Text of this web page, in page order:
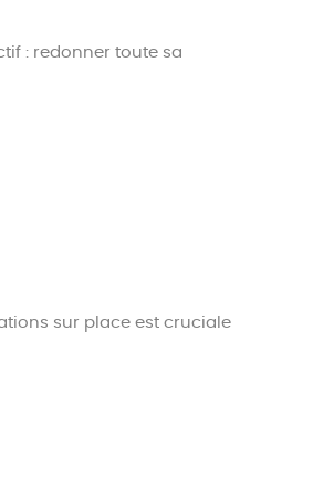
: redonner toute sa
sur place est cruciale